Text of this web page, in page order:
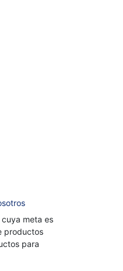
meta es
productos
para